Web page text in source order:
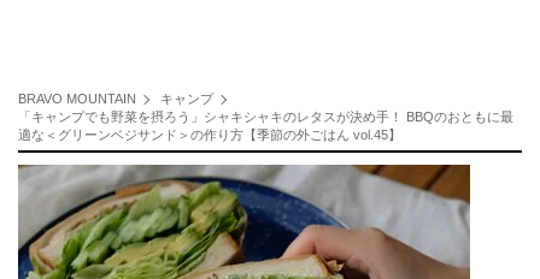
BRAVO MOUNTAIN
キャンプ
「キャンプでも野菜を摂ろう」シャキシャキのレタスが決め手！ BBQのおともに最
適な＜グリーンベジサンド＞の作り方【季節の外ごはん vol.45】